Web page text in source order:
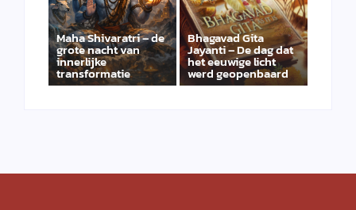
Maha Shivaratri – de
grote nacht van
innerlijke
transformatie
Bhagavad Gita
Jayanti – De dag dat
het eeuwige licht
werd geopenbaard